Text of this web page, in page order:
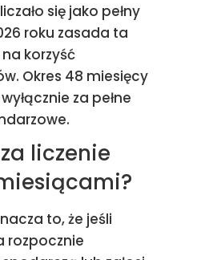
się jako pełny
roku zasada ta
korzyść
Okres 48 miesięcy
za pełne
liczenie
to, że jeśli
rozpocznie